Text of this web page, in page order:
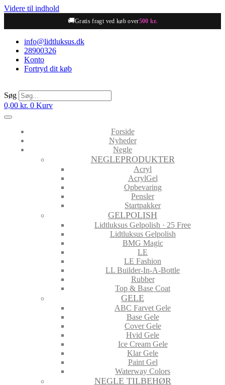
Videre til indhold
🚚Gratis fragt ved køb over500 kr.
info@lidtluksus.dk
28900326
Konto
Fortryd dit køb
Søg
0,00 kr. 0 Kurv
Forside
Nyheder
Negle
NEGLEPRODUKTER
Acryl
AcrylGel
Opbevaring
Pensler
Startpakker
GELPOLISH
Lidtluksus Gelpolish · 25 Free
Lidtluksus Gelpolish
BMG Magic
LE
LE Fashion
LL Builder-In-A-Bottle
Rubber
Top & Base Coat
GELE
ABC Farvet Gele
Base Gele
Cover Gele
Hvid Gele
Ice Cream Gele
Klar Gele
Paint Gel
Waterway Colors
NEGLE TILBEHØR